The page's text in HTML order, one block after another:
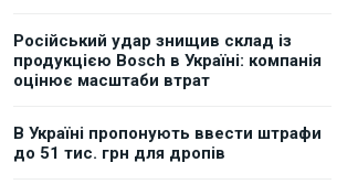
Російський удар знищив склад із
продукцією Bosch в Україні: компанія
оцінює масштаби втрат
В Україні пропонують ввести штрафи
до 51 тис. грн для дропів